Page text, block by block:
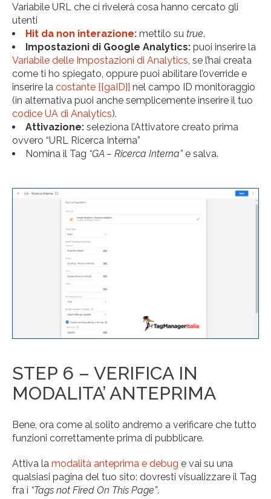
Variabile URL che ci rivelerà cosa hanno cercato gli
utenti
Hit da non interazione: mettilo su true.
Impostazioni di Google Analytics: puoi inserire la
Variabile delle Impostazioni di Analytics , se l’hai creata
come ti ho spiegato, oppure puoi abilitare l’override e
inserire la costante {{gaID}} nel campo ID monitoraggio
(in alternativa puoi anche semplicemente inserire il tuo
codice UA di Analytics).
Attivazione: seleziona l’Attivatore creato prima
ovvero “URL Ricerca Interna”
Nomina il Tag “GA – Ricerca Interna”e salva.
STEP 6 – VERIFICA IN
MODALITA’ ANTEPRIMA
Bene, ora come al solito andremo a verificare che tutto
funzioni correttamente prima di pubblicare.
Attiva la modalità anteprima e debug e vai su una
qualsiasi pagina del tuo sito: dovresti visualizzare il Tag
fra i “Tags not Fired On This Page”.